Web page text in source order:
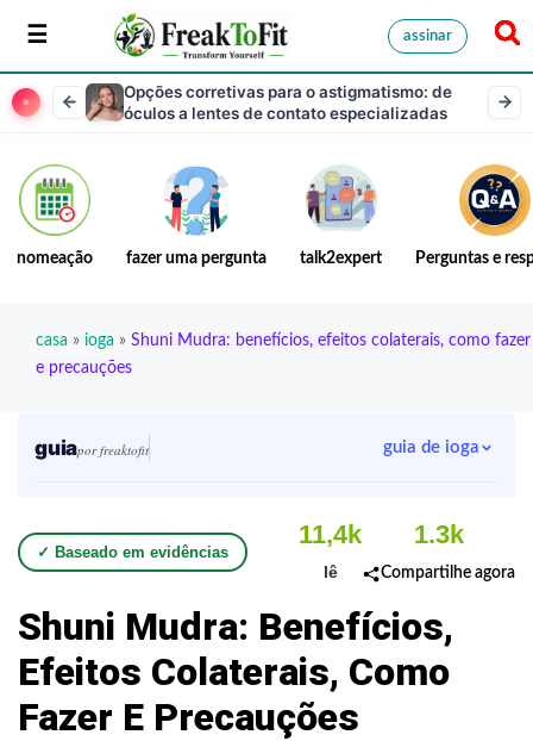
assinar
Opções corretivas para o astigmatismo: de
óculos a lentes de contato especializadas
nomeação fazer uma pergunta talk2expert Perguntas e
casa » ioga » Shuni Mudra: benefícios, efeitos colaterais, como fazer
e precauções
guiapor freaktofit guia de ioga
✓ Baseado em evidências
11,4k
lê
1.3k
Compartilhe agora
Shuni Mudra: Benefícios,
Efeitos Colaterais, Como
Fazer E Precauções